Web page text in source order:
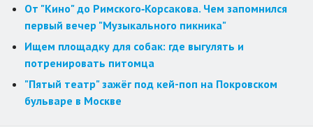
От "Кино" до Римского‑Корсакова. Чем запомнился
первый вечер "Музыкального пикника"
Ищем площадку для собак: где выгулять и
потренировать питомца
"Пятый театр" зажёг под кей-поп на Покровском
бульваре в Москве